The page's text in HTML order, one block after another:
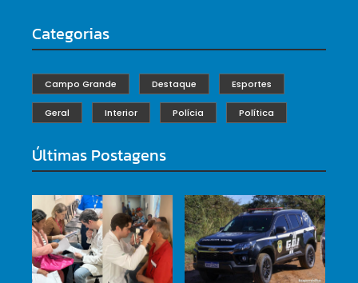
Categorias
Campo Grande Destaque Esportes
Geral Interior Polícia Política
Últimas Postagens